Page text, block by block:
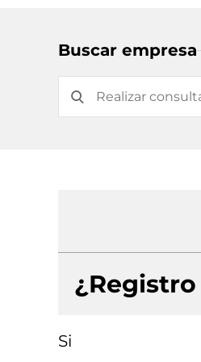
Buscar empresa
¿Registro
Si